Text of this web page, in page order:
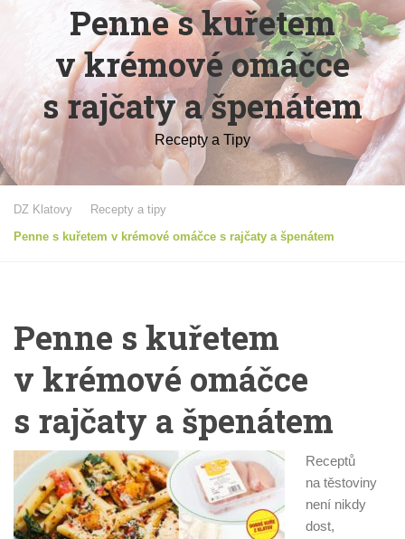
Penne s kuřetem
v krémové omáčce
s rajčaty a špenátem
Recepty a Tipy
DZ Klatovy
Recepty a tipy
Penne s kuřetem v krémové omáčce s rajčaty a špenátem
Penne s kuřetem
v krémové omáčce
s rajčaty a špenátem
Receptů
na těstoviny
není nikdy
dost,